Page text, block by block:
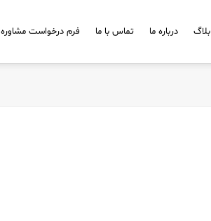
بلاگ درباره ما تماس با ما فرم درخواست مشاوره